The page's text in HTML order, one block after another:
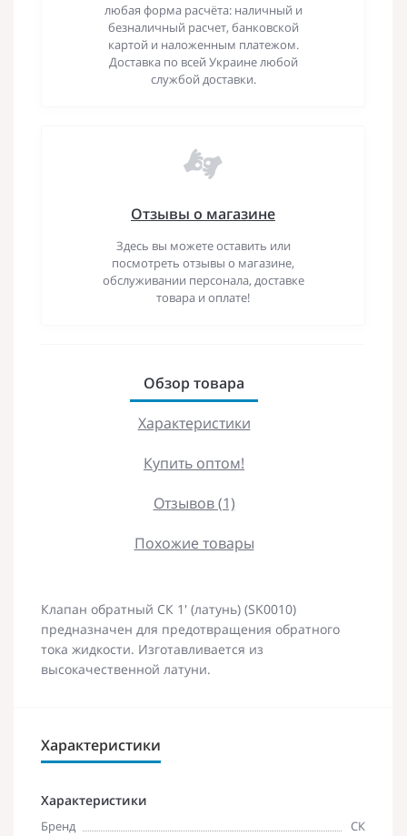
любая форма расчёта: наличный и
безналичный расчет, банковской
картой и наложенным платежом.
Доставка по всей Украине любой
службой доставки.
Отзывы о магазине
Здесь вы можете оставить или
посмотреть отзывы о магазине,
обслуживании персонала, доставке
товара и оплате!
Обзор товара
Характеристики
Купить оптом!
Отзывов (1)
Похожие товары
Клапан обратный СК 1' (латунь) (SK0010)
предназначен для предотвращения обратного
тока жидкости. Изготавливается из
высокачественной латуни.
Характеристики
Характеристики
Бренд
СК